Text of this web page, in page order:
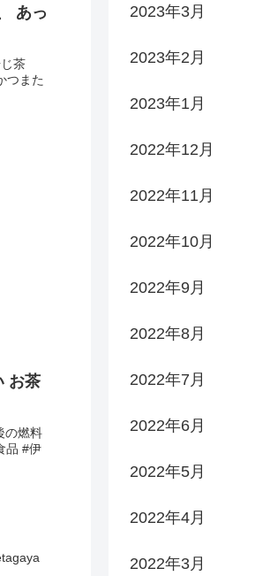
あっ
茶
つまた
お茶
の燃料
品 #伊
2023年3月
2023年2月
2023年1月
2022年12月
2022年11月
2022年10月
2022年9月
2022年8月
2022年7月
2022年6月
2022年5月
2022年4月
2022年3月